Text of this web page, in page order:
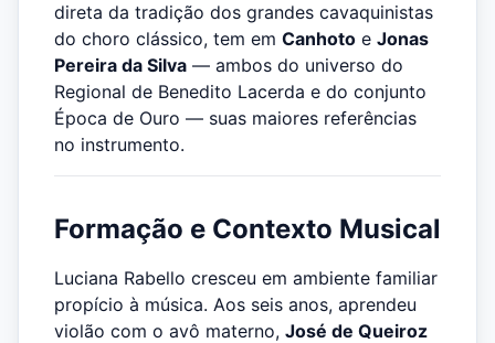
direta da tradição dos grandes cavaquinistas
do choro clássico, tem em Canhoto e Jonas
Pereira da Silva — ambos do universo do
Regional de Benedito Lacerda e do conjunto
Época de Ouro — suas maiores referências
no instrumento.
Formação e Contexto Musical
Luciana Rabello cresceu em ambiente familiar
propício à música. Aos seis anos, aprendeu
violão com o avô materno, José de Queiroz